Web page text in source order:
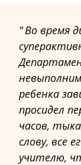
Во время
ребенка
просидел
часов,
слову, все
учителю,